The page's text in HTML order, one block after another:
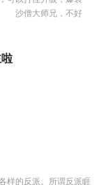
沙僧大师兄，不好
样的反派。所谓反派睚